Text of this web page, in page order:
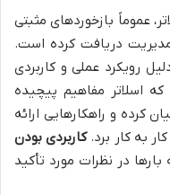
عموماً بازخوردهای مثبتی
دریافت کرده است.
رویکرد عملی و کاربردی
اسلاتر مفاهیم پیچیده
کرده و راهکارهایی ارائه
به کار برد.کاربردی بودن
در نظرات مورد تأکید